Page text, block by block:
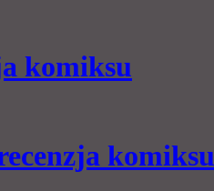
komiksu
komiksu